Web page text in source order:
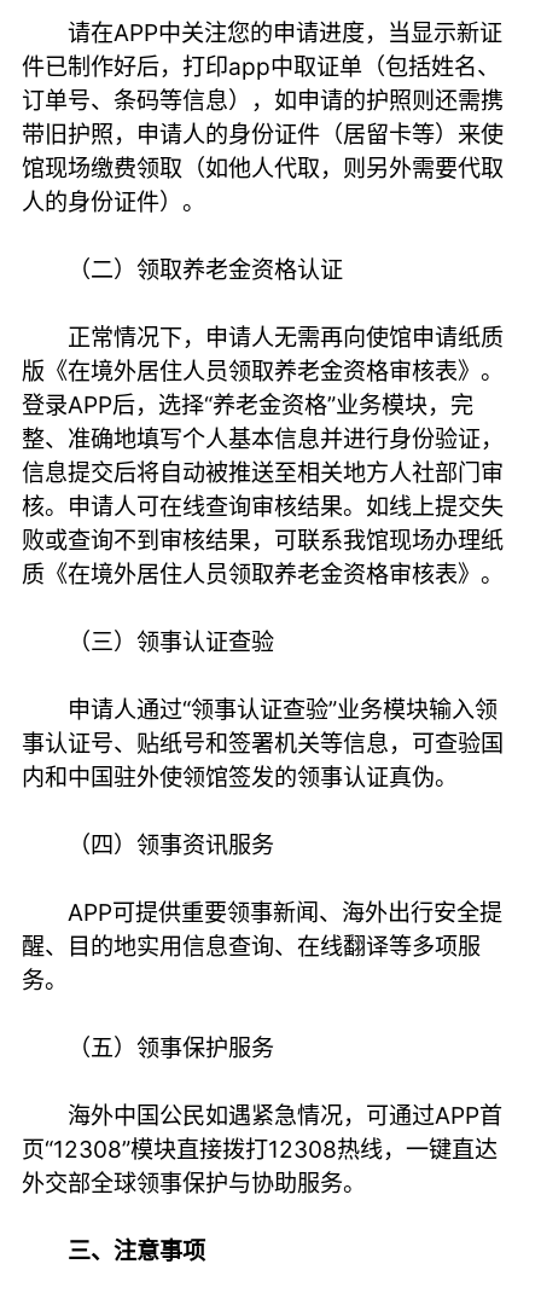
请在APP中关注您的申请进度，当显示新证
件已制作好后，打印app中取证单（包括姓名、
订单号、条码等信息），如申请的护照则还需携
带旧护照，申请人的身份证件（居留卡等）来使
馆现场缴费领取（如他人代取，则另外需要代取
人的身份证件）。
（二）领取养老金资格认证
正常情况下，申请人无需再向使馆申请纸质
版《在境外居住人员领取养老金资格审核表》。
登录APP后，选择“养老金资格”业务模块，完
整、准确地填写个人基本信息并进行身份验证，
信息提交后将自动被推送至相关地方人社部门审
核。申请人可在线查询审核结果。如线上提交失
败或查询不到审核结果，可联系我馆现场办理纸
质《在境外居住人员领取养老金资格审核表》。
（三）领事认证查验
申请人通过“领事认证查验”业务模块输入领
事认证号、贴纸号和签署机关等信息，可查验国
内和中国驻外使领馆签发的领事认证真伪。
（四）领事资讯服务
APP可提供重要领事新闻、海外出行安全提
醒、目的地实用信息查询、在线翻译等多项服
务。
（五）领事保护服务
海外中国公民如遇紧急情况，可通过APP首
页“12308”模块直接拨打12308热线，一键直达
外交部全球领事保护与协助服务。
三、注意事项